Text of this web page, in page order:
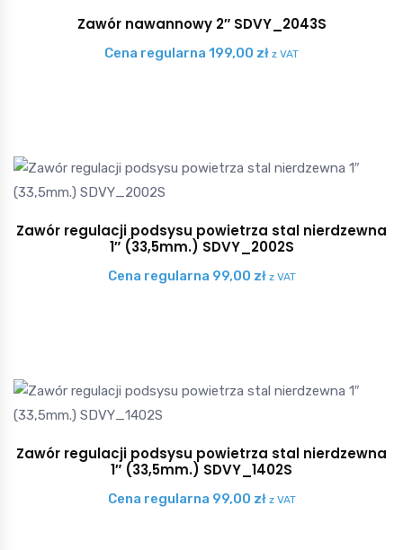
Zawór nawannowy 2″ SDVY_2043S
Cena regularna 199,00 zł z VAT
Zawór regulacji podsysu powietrza stal nierdzewna
1″ (33,5mm.) SDVY_2002S
Cena regularna 99,00 zł z VAT
Zawór regulacji podsysu powietrza stal nierdzewna
1″ (33,5mm.) SDVY_1402S
Cena regularna 99,00 zł z VAT